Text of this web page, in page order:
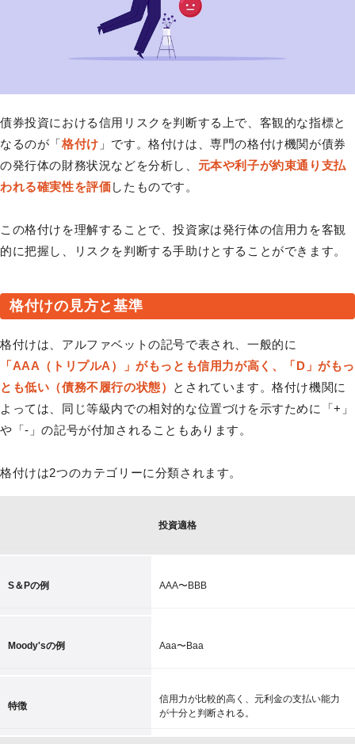
債券投資における信用リスクを判断する上で、客観的な指標と
なるのが「格付け 」です。格付けは、専門の格付け機関が債券
の発行体の財務状況などを分析し、 元本や利子が約束通り支払
われる確実性を評価したものです。
この格付けを理解することで、投資家は発行体の信用力を客観
的に把握し、リスクを判断する手助けとすることができます。
格付けの見方と基準
格付けは、アルファベットの記号で表され、一般的に
「AAA（トリプルA）」がもっとも信用力が高く、「D」がもっ
とも低い（債務不履行の状態） とされています。格付け機関に
よっては、同じ等級内での相対的な位置づけを示すために「+」
や「-」の記号が付加されることもあります。
格付けは2つのカテゴリーに分類されます。
投資適格
S＆Pの例 AAA〜BBB
Moody'sの例 Aaa〜Baa
特徴
信用力が比較的高く、元利金の支払い能力
が十分と判断される。